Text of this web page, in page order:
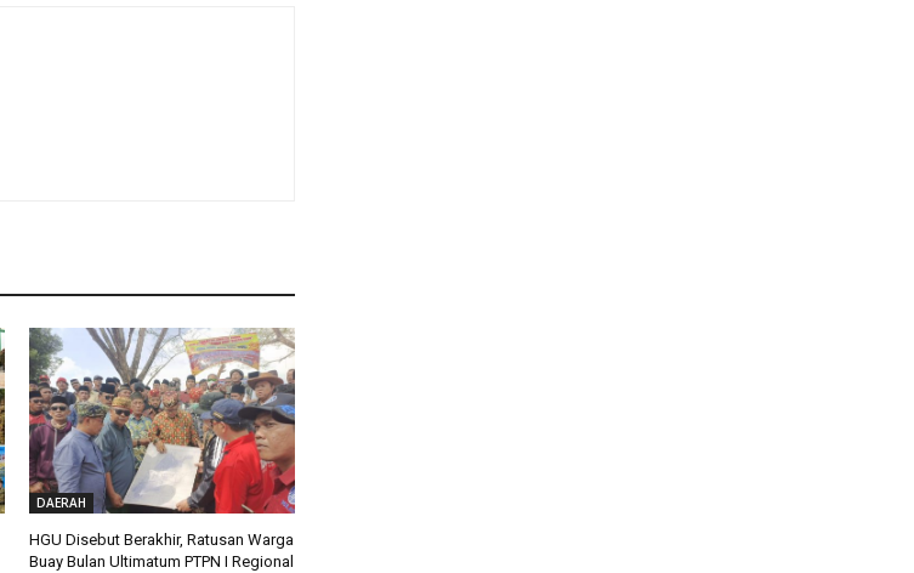
DAERAH
HGU Disebut Berakhir, Ratusan Warga
Buay Bulan Ultimatum PTPN I Regional